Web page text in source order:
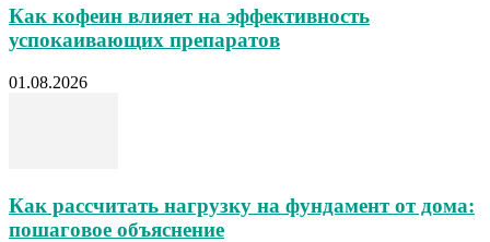
Как кофеин влияет на эффективность
успокаивающих препаратов
01.08.2026
Как рассчитать нагрузку на фундамент от дома:
пошаговое объяснение